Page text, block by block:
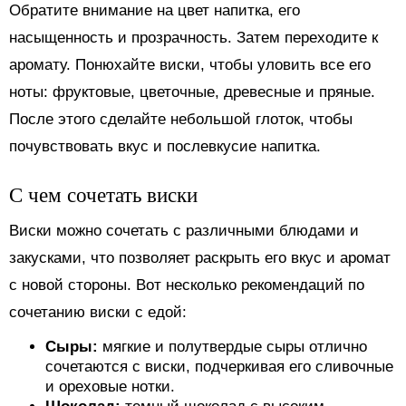
Обратите внимание на цвет напитка, его
насыщенность и прозрачность. Затем переходите к
аромату. Понюхайте виски, чтобы уловить все его
ноты: фруктовые, цветочные, древесные и пряные.
После этого сделайте небольшой глоток, чтобы
почувствовать вкус и послевкусие напитка.
С чем сочетать виски
Виски можно сочетать с различными блюдами и
закусками, что позволяет раскрыть его вкус и аромат
с новой стороны. Вот несколько рекомендаций по
сочетанию виски с едой:
Сыры: мягкие и полутвердые сыры отлично
сочетаются с виски, подчеркивая его сливочные
и ореховые нотки.